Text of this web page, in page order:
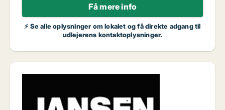
Få mere info
⚡ Se alle oplysninger om lokalet og få direkte adgang til
udlejerens kontaktoplysninger.